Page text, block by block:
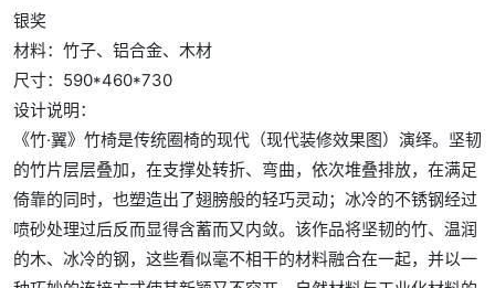
银奖
材料：竹子、铝合金、木材
尺寸：590*460*730
设计说明：
《竹·翼》竹椅是传统圈椅的现代（现代装修效果图）演绎。坚韧
的竹片层层叠加，在支撑处转折、弯曲，依次堆叠排放，在满足
倚靠的同时，也塑造出了翅膀般的轻巧灵动；冰冷的不锈钢经过
喷砂处理过后反而显得含蓄而又内敛。该作品将坚韧的竹、温润
的木、冰冷的钢，这些看似毫不相干的材料融合在一起，并以一